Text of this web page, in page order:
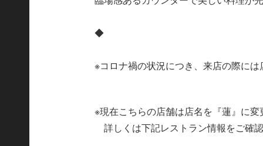
◆
※コロナ禍の状況につき、来店の際に
※現在こちらの店舗は店名を『蓮』に
詳しくは下記レストラン情報をご確